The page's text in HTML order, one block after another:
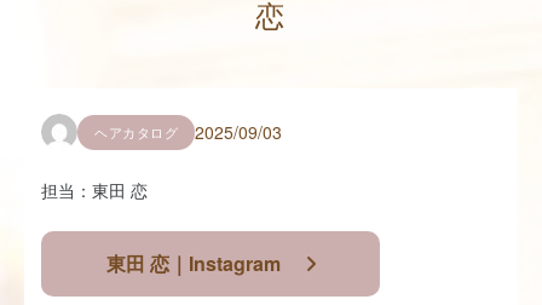
恋
ヘアカタログ 2025/09/03
担当：東田 恋
東田 恋｜Instagram